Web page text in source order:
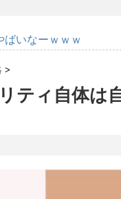
ばいなーｗｗｗ
>
リティ自体